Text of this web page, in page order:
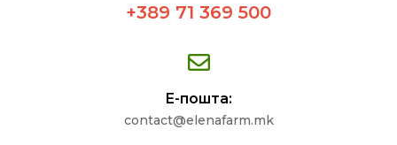
+389 71 369 500
Е-пошта:
contact@elenafarm.mk